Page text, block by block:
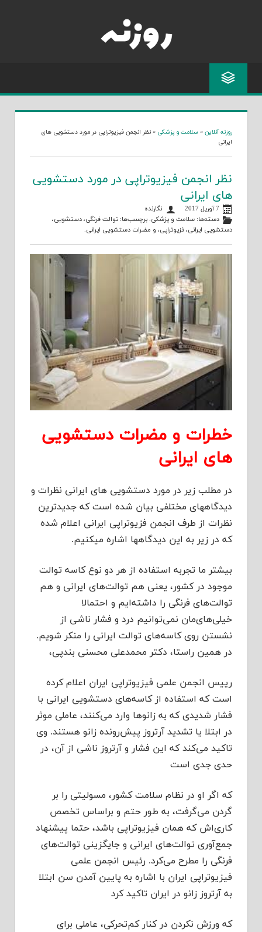
روزنه آنلاین » سلامت و پزشکی » نظر انجمن فیزیوتراپی در مورد دستشویی های
ایرانی
نظر انجمن فیزیوتراپی در مورد دستشویی
های ایرانی
7 آوریل 2017
نگارنده
دسته‌ها:سلامت و پزشکی. برچسب‌ها:توالت فرنگی،دستشویی،
دستشویی ایرانی، فزیوتراپی، و مضرات دستشویی ایرانی.
خطرات و مضرات دستشویی
های ایرانی
در مطلب زیر در مورد دستشویی های ایرانی نظرات و
دیدگاههای مختلفی بیان شده است که جدیدترین
نظرات از طرف انجمن فزیوتراپی ایرانی اعلام شده
که در زیر به این دیدگاهها اشاره میکنیم.
بیشتر ما تجربه استفاده از هر دو نوع کاسه توالت
موجود در کشور، یعنی هم توالت‌های ایرانی و هم
توالت‌های فرنگی را داشته‌ایم و احتمالا
خیلی‌های‌مان نمی‌توانیم درد و فشار ناشی از
نشستن روی کاسه‌های توالت ایرانی را منکر شویم.
در همین راستا، دکتر محمدعلی محسنی بندپی،
رییس انجمن علمی فیزیوتراپی ایران اعلام کرده
است که استفاده از کاسه‌های دستشویی ایرانی با
فشار شدیدی که به زانوها وارد می‌کنند، عاملی موثر
در ابتلا یا تشدید آرتروز پیش‌رونده زانو هستند. وی
تاکید می‌کند که این فشار و آرتروز ناشی از آن، در
حدی جدی است
که اگر او در نظام سلامت کشور، مسولیتی را بر
گردن می‌گرفت، به طور حتم و براساس تخصص
کاری‌اش که همان فیزیوتراپی باشد، حتما پیشنهاد
جمع‌آوری توالت‌های ایرانی و جایگزینی توالت‌های
فرنگی را مطرح می‌کرد. رئیس انجمن علمی
فیزیوتراپی ایران با اشاره به پایین آمدن سن ابتلا
به آرتروز زانو در ایران تاکید کرد
که ورزش نکردن در کنار کم‌تحرکی، عاملی برای